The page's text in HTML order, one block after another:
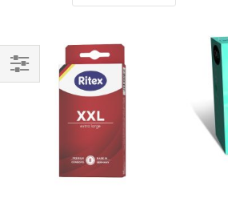
laag
sorteren
Filteren